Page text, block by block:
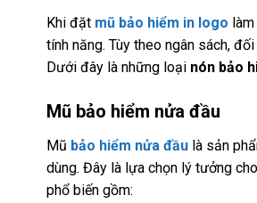
Khi đặt mũ bảo hiểm in logo
tính năng. Tùy theo ngân sách,
Dưới đây là những loại nón bảo
Mũ bảo hiểm nửa đầu
Mũ bảo hiểm nửa đầu là sản
dùng. Đây là lựa chọn lý tưởng
phổ biến gồm: